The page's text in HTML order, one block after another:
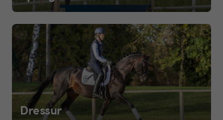
Dressur